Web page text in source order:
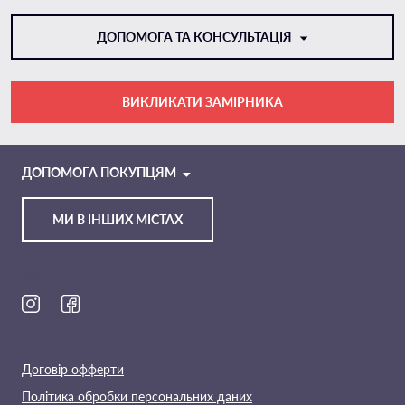
ДОПОМОГА ТА КОНСУЛЬТАЦІЯ
TELEGRAM
ВИКЛИКАТИ ЗАМІРНИКА
МИ В ІНШИХ МІСТАХ
ДОПОМОГА ПОКУПЦЯМ
Договір офферти
Політика обробки персональних даних